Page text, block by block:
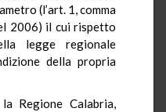
(l’art. 1, comma
2006) il cui rispetto
legge regionale
della propria
Regione Calabria,